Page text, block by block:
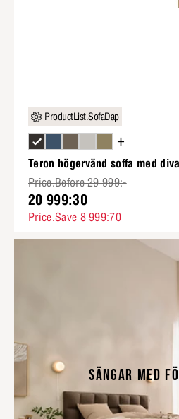
ProductList.SofaDap
+
Teron högervänd soffa med
Price.Before 29 999:-
20 999:30
Price.Save 8 999:70
SÄNGAR MED